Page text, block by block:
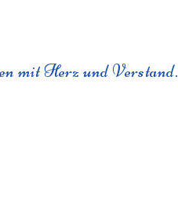
mit Herz und Verstand.